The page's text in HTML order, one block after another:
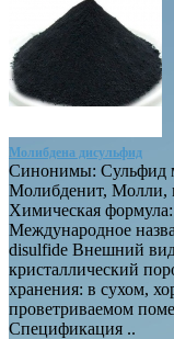
Молибдена дисульфид
Синонимы: Сульфид
Молибденит, Молли,
Химическая
Международное
disulfide Внешний
кристаллический
хранения: в сухом,
проветриваемом
Спецификация ..